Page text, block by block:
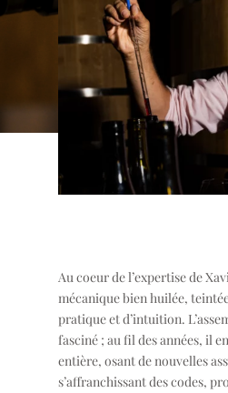
Au coeur de l’expertise de
mécanique bien huilée,
pratique et d’intuition.
fasciné ; au fil des années, il
entière, osant de nouvelles
s’affranchissant des codes,